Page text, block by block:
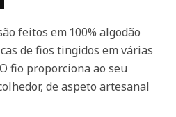
feitos em 100% algodão
de fios tingidos em várias
fio proporciona ao seu
de aspeto artesanal